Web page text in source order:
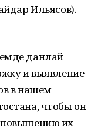
Ильясов).
данлай
и выявление
в нашем
чтобы он
повышению их